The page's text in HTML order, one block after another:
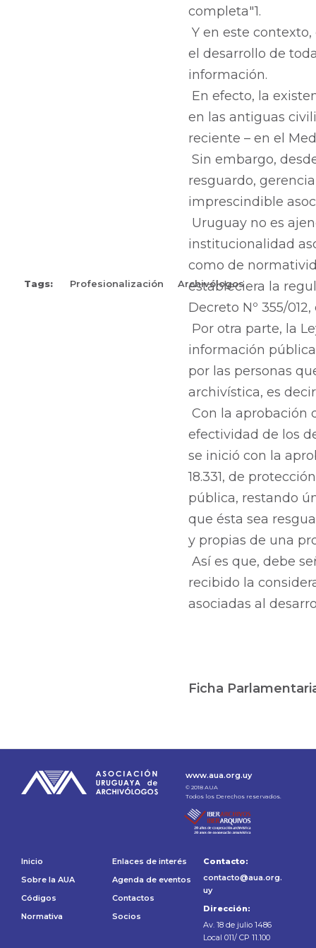
completa"1.
Y en este
el desarrollo de
información.
En efecto, la
en las antiguas
reciente – en el
Sin embargo,
resguardo,
imprescindible
Uruguay no es
institucionalidad
como de
estableciera la
Decreto Nº 355/
Por otra parte, la
información
por las personas
archivística, es
Con la aprobación
efectividad de los
se inició con la
18.331, de
pública, restando
que ésta sea
y propias de una
Así es que, debe
recibido la
asociadas al
Ficha
Tags: Profesionalización Archivólogos
www.aua.org.uy
© 2018 AUA
Todos los Derechos reservados.
Inicio
Sobre la AUA
Códigos
Normativa
Enlaces de interés
Agenda de eventos
Contactos
Socios
Contacto:
contacto@aua.org.
uy
Dirección:
Av. 18 de julio 1486
Local 011/ CP 11.100